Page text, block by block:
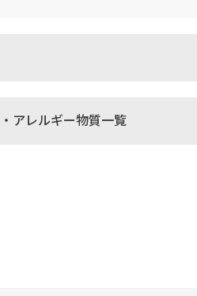
アレルギー物質一覧